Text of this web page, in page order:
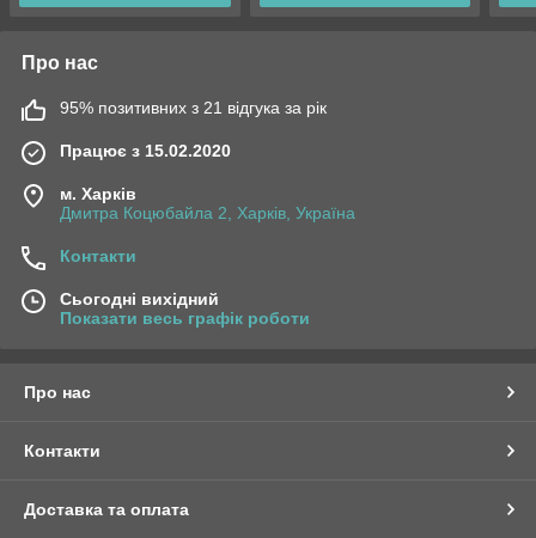
Про нас
95% позитивних з 21 відгука за рік
Працює з 15.02.2020
м. Харків
Дмитра Коцюбайла 2, Харків, Україна
Контакти
Сьогодні вихідний
Показати весь графік роботи
Про нас
Контакти
Доставка та оплата